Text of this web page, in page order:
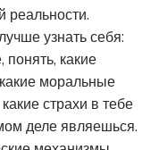
узнать себя:
какие
моральные
страхи в тебе
деле являешься.